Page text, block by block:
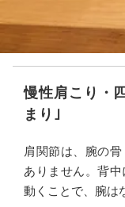
慢性肩こり・
まり｣
肩関節は、腕の
ありません。背
動くことで、腕は